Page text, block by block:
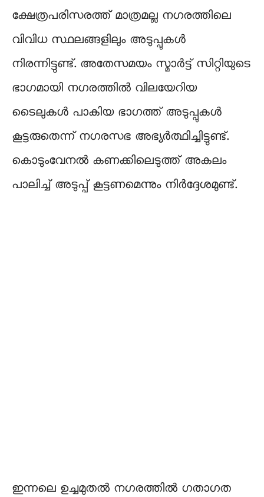
ക്ഷേത്രപരിസരത്ത് മാത്രമല്ല നഗരത്തിലെ
വിവിധ സ്ഥലങ്ങളിലും അടുപ്പുകൾ
നിരന്നിട്ടുണ്ട്. അതേസമയം സ്മാർട്ട് സിറ്റിയുടെ
ഭാഗമായി നഗരത്തിൽ വിലയേറിയ
ടൈലുകൾ പാകിയ ഭാഗത്ത് അടുപ്പുകൾ
കൂട്ടരുതെന്ന് നഗരസഭ അഭ്യർത്ഥിച്ചിട്ടുണ്ട്.
കൊടുംവേനൽ കണക്കിലെടുത്ത് അകലം
പാലിച്ച് അടുപ്പ് കൂട്ടണമെന്നും നിർദ്ദേശമുണ്ട്.
ഇന്നലെ ഉച്ചമുതൽ നഗരത്തിൽ ഗതാഗത